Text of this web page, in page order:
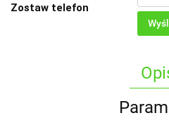
Zostaw telefon